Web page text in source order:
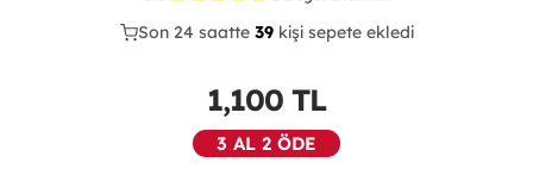
26
Son 24 saatte 39 kişi sepete ekledi
16
1,100 TL
3 AL 2 ÖDE